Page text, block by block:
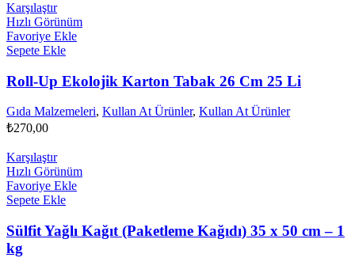
Karşılaştır
Hızlı Görünüm
Favoriye Ekle
Sepete Ekle
Roll-Up Ekolojik Karton Tabak 26 Cm 25 Li
Gıda Malzemeleri, Kullan At Ürünler, Kullan At Ürünler
₺270,00
Karşılaştır
Hızlı Görünüm
Favoriye Ekle
Sepete Ekle
Sülfit Yağlı Kağıt (Paketleme Kağıdı) 35 x 50 cm – 1
kg